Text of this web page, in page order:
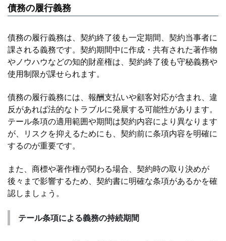
債務の履行義務
債務の履行義務は、契約終了後も一定期間、契約当事者に
課される義務です。契約期間中に作成・共有された著作物
やノウハウなどの知的財産権は、契約終了後も守秘義務や
使用制限が課せられます。
債務の履行義務には、報酬支払いや顧客対応が含まれ、違
反があれば法的なトラブルに発展する可能性があります。
テール条項の適用範囲や期間は契約内容により異なります
が、リスクを抑えるためにも、契約前に条項内容を明確に
するのが重要です。
また、商標や著作権が関わる場合、契約時の取り決めが
後々まで影響するため、契約書に明確な条項があるかを確
認しましょう。
テール条項による義務の持続期間